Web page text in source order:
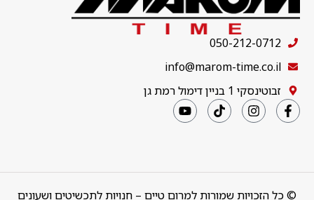
050-212-0712
info@marom-time.co.il
זבוטינסקי 1 בניין דימול רמת גן
© כל הזכויות שמורות למרום טיים – חנויות לתכשיטים ושעונים